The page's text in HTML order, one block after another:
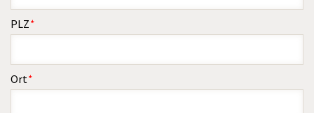
PLZ*
Ort*